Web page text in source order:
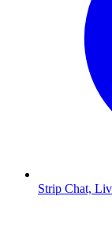
Strip Chat,